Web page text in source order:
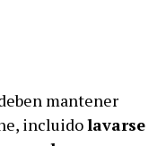
mantener
incluidolavarse